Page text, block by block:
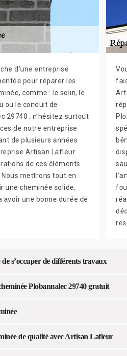
d’une entreprise
pour réparer les
comme : le solin, le
ou le conduit de
29740 ; n’hésitez surtout
de notre entreprise
de plusieurs années
Artisan Lafleur
de ces éléments
Nous mettrons tout en
une cheminée solide,
une bonne durée de
s’occuper de différents travaux
Plobannalec 29740 gratuit
de qualité avec Artisan Lafleur